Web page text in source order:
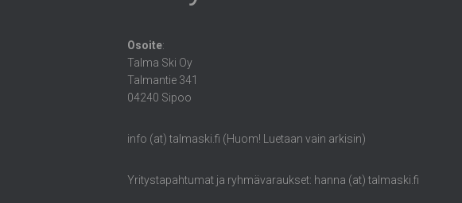
Osoite:
Talma Ski Oy
Talmantie 341
04240 Sipoo
info (at) talmaski.fi (Huom! Luetaan vain arkisin)
Yritystapahtumat ja ryhmävaraukset: hanna (at) talmaski.fi